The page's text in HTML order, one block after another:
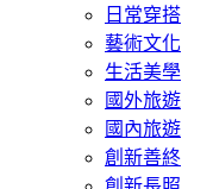
日常穿搭
藝術文化
生活美學
國外旅遊
國內旅遊
創新善終